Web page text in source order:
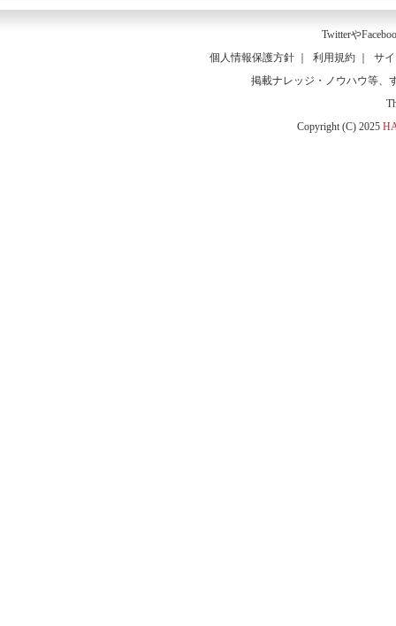
Twitterや
個人情報保護方針
利用規約
サ
掲載ナレッジ・ノウハウ等、
Copyright (C) 2025